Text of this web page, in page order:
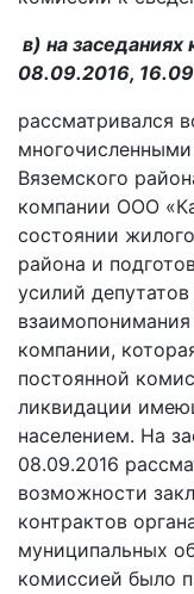
в) на
08.09.2016,
рассматривался
Вяземского
компании ООО
состоянии
района и
усилий
компании,
постоянной
ликвидации
населением. На
08.09.2016
возможности
контрактов
муниципальных
комиссией было